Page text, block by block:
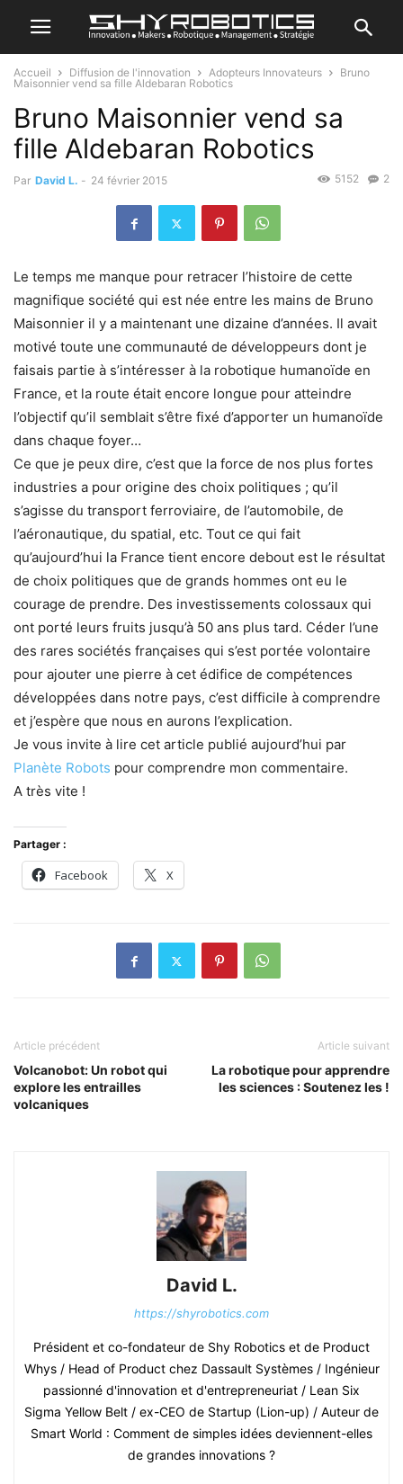
Accueil Diffusion de l'innovation Adopteurs Innovateurs
Bruno
Maisonnier vend sa fille Aldebaran Robotics
Bruno Maisonnier vend sa
fille Aldebaran Robotics
Par David L. - 24 février 2015 2
5152
Le temps me manque pour retracer l’histoire de cette
magnifique société qui est née entre les mains de Bruno
Maisonnier il y a maintenant une dizaine d’années. Il avait
motivé toute une communauté de développeurs dont je
faisais partie à s’intéresser à la robotique humanoïde en
France, et la route était encore longue pour atteindre
l’objectif qu’il semblait s’être fixé d’apporter un humanoïde
dans chaque foyer…
Ce que je peux dire, c’est que la force de nos plus fortes
industries a pour origine des choix politiques ; qu’il
s’agisse du transport ferroviaire, de l’automobile, de
l’aéronautique, du spatial, etc. Tout ce qui fait
qu’aujourd’hui la France tient encore debout est le résultat
de choix politiques que de grands hommes ont eu le
courage de prendre. Des investissements colossaux qui
ont porté leurs fruits jusqu’à 50 ans plus tard. Céder l’une
des rares sociétés françaises qui s’est portée volontaire
pour ajouter une pierre à cet édifice de compétences
développées dans notre pays, c’est difficile à comprendre
et j’espère que nous en aurons l’explication.
Je vous invite à lire cet article publié aujourd’hui par
Planète Robots pour comprendre mon commentaire.
A très vite !
Partager :
Facebook X
Article précédent
Volcanobot: Un robot qui
explore les entrailles
volcaniques
Article suivant
La robotique pour apprendre
les sciences : Soutenez les !
David L.
https://shyrobotics.com
Président et co-fondateur de Shy Robotics et de Product
Whys / Head of Product chez Dassault Systèmes / Ingénieur
passionné d'innovation et d'entrepreneuriat / Lean Six
Sigma Yellow Belt / ex-CEO de Startup (Lion-up) / Auteur de
Smart World : Comment de simples idées deviennent-elles
de grandes innovations ?